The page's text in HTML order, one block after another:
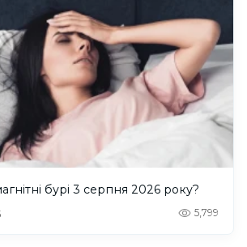
бурі 3 серпня 2026 року?
5,799